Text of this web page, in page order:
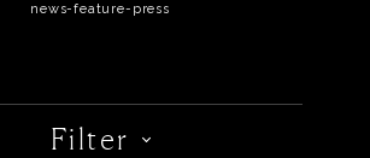
news-feature-press
Filter